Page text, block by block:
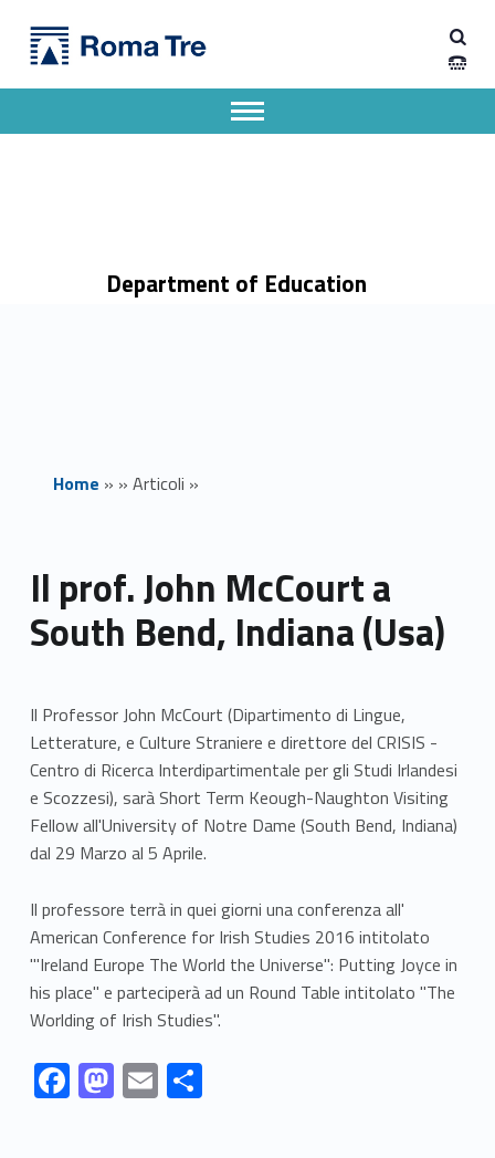
Il prof. John McCourt a South Bend, Indiana (Usa) - Dipartimento di Scienze della Formazione
Dipartimento di Scienze della Formazione dell'Università degli Studi Roma Tre
Department of Education
Apri il menu secondario
Header info sidebar
Home » » Articoli »
Il prof. John McCourt a
South Bend, Indiana (Usa)
Il Professor John McCourt (Dipartimento di Lingue,
Letterature, e Culture Straniere e direttore del CRISIS -
Centro di Ricerca Interdipartimentale per gli Studi Irlandesi
e Scozzesi), sarà Short Term Keough-Naughton Visiting
Fellow ​all'University of Notre Dame (South Bend, Indiana)
dal 29 Marzo al 5 Aprile.
Il professore terrà in quei giorni una conferenza all'
American Conference for Irish Studies 2016 intitolato
'"Ireland Europe The World the Universe": Putting Joyce in
his place" e parteciperà ad un Round Table intitolato "The
Worlding of Irish Studies".
Link identifier #identifier__169631-1
F
ac
Link identifier #identifier__126330-2 M
as
Link identifier #identifier__188829-3 E
m
Link identifier #identifier__33594-4 S
h